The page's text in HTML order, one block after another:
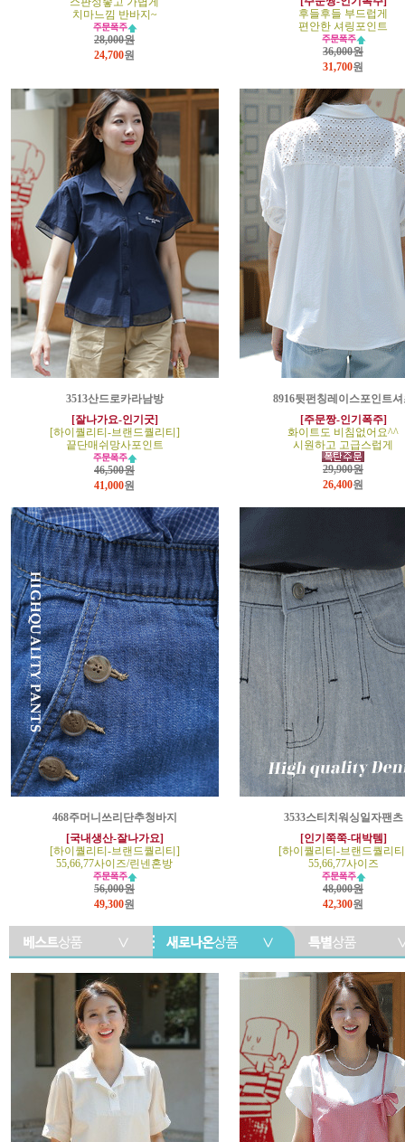
치마느낌 반바지~
28,000원
24,700원
후들후들 부드럽게
편안한 셔링포인트
36,000원
31,700원
3513산드로카라남방
[잘나가요-인기굿]
[하이퀄리티-브랜드퀄리티]
끝단매쉬망사포인트
46,500원
41,000원
8916뒷펀칭레이스포인트셔
[주문짱-인기폭주]
화이트도 비침없어요^^
시원하고 고급스럽게
29,900원
26,400원
468주머니쓰리단추청바지
[국내생산-잘나가요]
[하이퀄리티-브랜드퀄리티]
55,66,77사이즈/린넨혼방
56,000원
49,300원
3533스티치워싱일자팬츠
[인기쭉쭉-대박템]
[하이퀄리티-브랜드퀄리
55,66,77사이즈
48,000원
42,300원